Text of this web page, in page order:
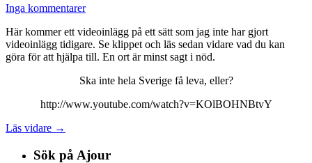
Inga kommentarer
Här kommer ett videoinlägg på ett sätt som jag inte har gjort
videoinlägg tidigare. Se klippet och läs sedan vidare vad du kan
göra för att hjälpa till. En ort är minst sagt i nöd.
Ska inte hela Sverige få leva, eller?
http://www.youtube.com/watch?v=KOlBOHNBtvY
Läs vidare →
Sök på Ajour